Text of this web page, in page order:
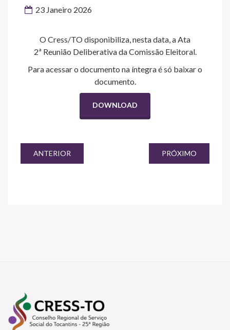
23 Janeiro 2026
O Cress/TO disponibiliza, nesta data, a Ata
2ª Reunião Deliberativa da Comissão Eleitoral.
Para acessar o documento na íntegra é só baixar o
documento.
DOWNLOAD
ANTERIOR PRÓXIMO